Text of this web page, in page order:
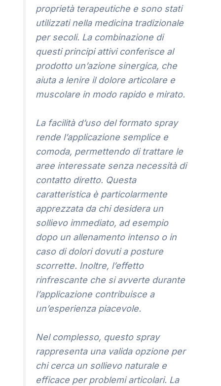
proprietà terapeutiche e sono stati
utilizzati nella medicina tradizionale
per secoli. La combinazione di
questi principi attivi conferisce al
prodotto un’azione sinergica, che
aiuta a lenire il dolore articolare e
muscolare in modo rapido e mirato.
La facilità d’uso del formato spray
rende l’applicazione semplice e
comoda, permettendo di trattare le
aree interessate senza necessità di
contatto diretto. Questa
caratteristica è particolarmente
apprezzata da chi desidera un
sollievo immediato, ad esempio
dopo un allenamento intenso o in
caso di dolori dovuti a posture
scorrette. Inoltre, l’effetto
rinfrescante che si avverte durante
l’applicazione contribuisce a
un’esperienza piacevole.
Nel complesso, questo spray
rappresenta una valida opzione per
chi cerca un sollievo naturale e
efficace per problemi articolari. La